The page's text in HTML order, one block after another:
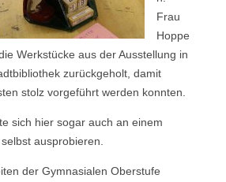
Frau
Hoppe
Werkstücke aus der Ausstellung in
zurückgeholt, damit
stolz vorgeführt werden konnten.
sich hier sogar auch an einem
ausprobieren.
der Gymnasialen Oberstufe